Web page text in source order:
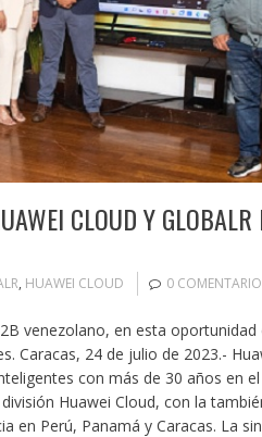
CLOUD Y GLOBALR
, HUAWEI CLOUD 0
venezolano, en esta oportunidad
Caracas, 24 de julio de 2023.-
con más de 30 años en
Huawei Cloud, con la
en Perú, Panamá y Caracas. La